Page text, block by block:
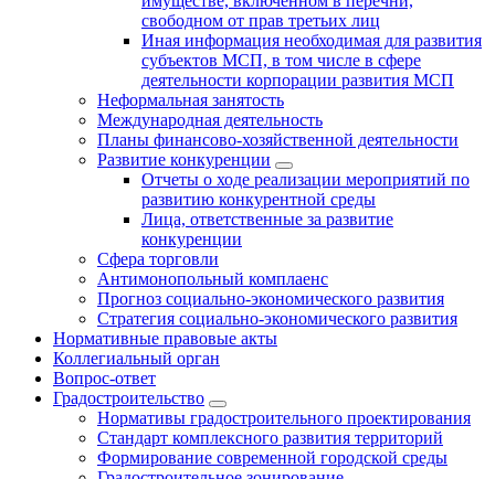
свободном от прав третьих лиц
Иная информация необходимая для развития
субъектов МСП, в том числе в сфере
деятельности корпорации развития МСП
Неформальная занятость
Международная деятельность
Планы финансово-хозяйственной деятельности
Развитие конкуренции
Отчеты о ходе реализации мероприятий по
развитию конкурентной среды
Лица, ответственные за развитие
конкуренции
Сфера торговли
Антимонопольный комплаенс
Прогноз социально-экономического развития
Стратегия социально-экономического развития
Нормативные правовые акты
Коллегиальный орган
Вопрос-ответ
Градостроительство
Нормативы градостроительного проектирования
Стандарт комплексного развития территорий
Формирование современной городской среды